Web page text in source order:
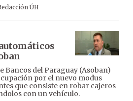
ÚH
Bancos del Paraguay (Asoban)
por el nuevo modus
que consiste en robar cajeros
con un vehículo.